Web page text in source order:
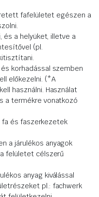
fafelületet egészen a
és a helyüket, illetve a
(pl.
korhadással szemben
előkezelni. (*A
használni. Használat
a termékre vonatkozó
fa és faszerkezetek
a járulékos anyagok
felületet célszerű
anyag kiválással
pl.: fachwerk